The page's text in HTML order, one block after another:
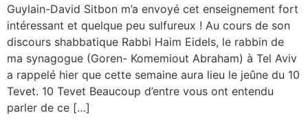
Guylain-David Sitbon m’a envoyé cet enseignement fort
intéressant et quelque peu sulfureux ! Au cours de son
discours shabbatique Rabbi Haim Eidels, le rabbin de
ma synagogue (Goren- Komemiout Abraham) à Tel Aviv
a rappelé hier que cette semaine aura lieu le jeûne du 10
Tevet. 10 Tevet Beaucoup d’entre vous ont entendu
parler de ce […]